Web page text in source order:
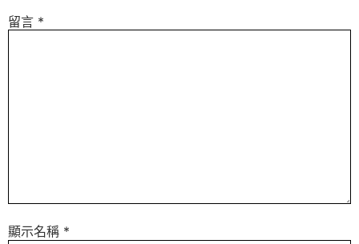
留言 *
顯示名稱 *